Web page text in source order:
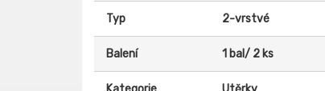
Typ 2-vrstvé
Balení 1 bal/ 2 ks